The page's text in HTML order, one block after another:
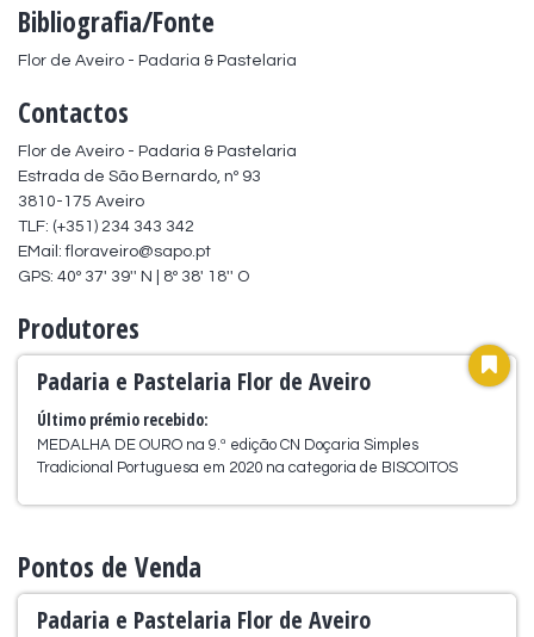
Bibliografia/Fonte
Flor de Aveiro - Padaria & Pastelaria
Contactos
Flor de Aveiro - Padaria & Pastelaria
Estrada de São Bernardo, nº 93
3810-175 Aveiro
TLF: (+351) 234 343 342
EMail: floraveiro@sapo.pt
GPS: 40º 37' 39'' N | 8º 38' 18'' O
Produtores
Padaria e Pastelaria Flor de Aveiro
Último prémio recebido:
MEDALHA DE OURO na 9.ª edição CN Doçaria Simples
Tradicional Portuguesa em 2020 na categoria de BISCOITOS
Pontos de Venda
Padaria e Pastelaria Flor de Aveiro